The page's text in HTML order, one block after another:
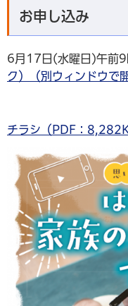
お申し込み
6月17日(水曜日)午前9
ク）（別ウィンドウで
チラシ（PDF：